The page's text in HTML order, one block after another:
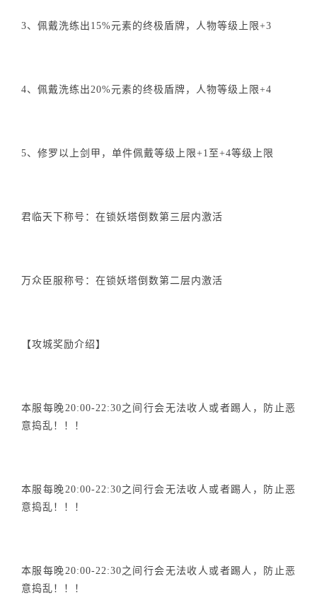
3、佩戴洗练出15%元素的终极盾牌，人物等级上限+3
4、佩戴洗练出20%元素的终极盾牌，人物等级上限+4
5、修罗以上剑甲，单件佩戴等级上限+1至+4等级上限
君临天下称号：在锁妖塔倒数第三层内激活
万众臣服称号：在锁妖塔倒数第二层内激活
【攻城奖励介绍】
本服每晚20:00-22:30之间行会无法收人或者踢人，防止恶
意捣乱！！！
本服每晚20:00-22:30之间行会无法收人或者踢人，防止恶
意捣乱！！！
本服每晚20:00-22:30之间行会无法收人或者踢人，防止恶
意捣乱！！！